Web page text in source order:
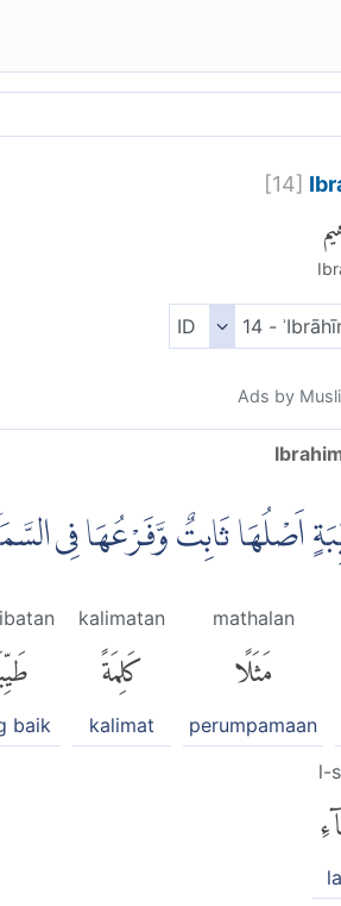
[14]
Ads by
ثَابِتٌ وَّفَرْعُهَا فِى
mathalan
مَثَلًا
perumpamaan
kalimatan
كَلِمَةً
kalimat
baik
l-